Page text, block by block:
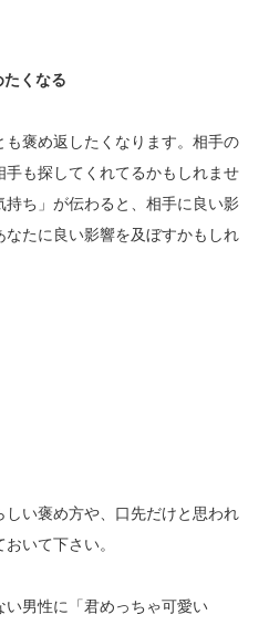
くなる
褒め返したくなります。相手の
も探してくれてるかもしれませ
ち」が伝わると、相手に良い影
たに良い影響を及ぼすかもしれ
い褒め方や、口先だけと思われ
いて下さい。
男性に「君めっちゃ可愛い